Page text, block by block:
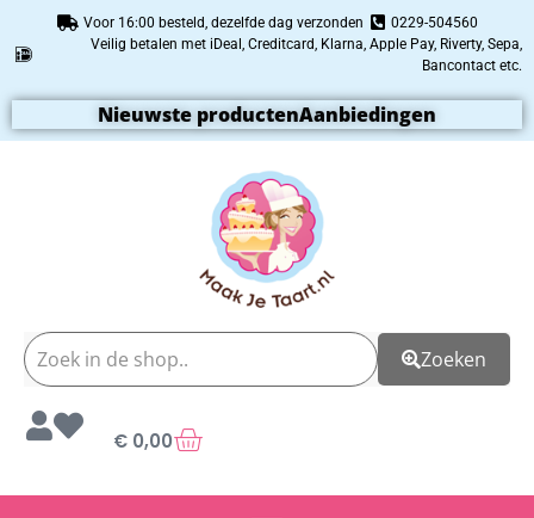
Voor 16:00 besteld, dezelfde dag verzonden
0229-504560
Veilig betalen met iDeal, Creditcard, Klarna, Apple Pay, Riverty, Sepa,
Bancontact etc.
Nieuwste productenAanbiedingen
Zoeken
€ 0,00